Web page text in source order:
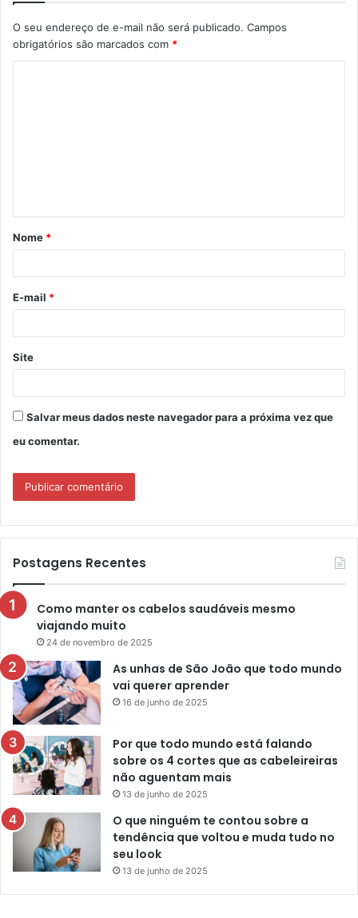
O seu endereço de e-mail não será publicado. Campos
obrigatórios são marcados com *
á
r
*
Nome *
E-mail *
Site
Salvar meus dados neste navegador para a próxima vez que
eu comentar.
Postagens Recentes
Como manter os cabelos saudáveis mesmo
viajando muito
24 de novembro de 2025
As unhas de São João que todo mundo
vai querer aprender
16 de junho de 2025
Por que todo mundo está falando
sobre os 4 cortes que as cabeleireiras
não aguentam mais
13 de junho de 2025
O que ninguém te contou sobre a
tendência que voltou e muda tudo no
seu look
13 de junho de 2025